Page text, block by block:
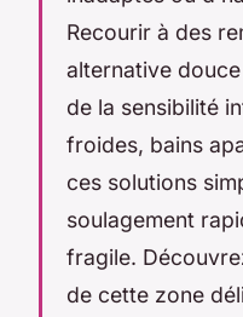
Recourir à des
alternative
de la sensibilité
froides, bains
ces solutions
soulagement
fragile.
de cette zone